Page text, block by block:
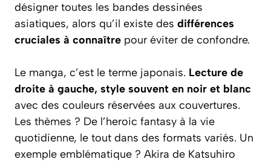
désigner toutes les bandes dessinées
asiatiques, alors qu’il existe des différences
cruciales à connaître pour éviter de confondre.
Le manga, c’est le terme japonais. Lecture de
droite à gauche, style souvent en noir et blanc
avec des couleurs réservées aux couvertures.
Les thèmes ? De l’heroic fantasy à la vie
quotidienne, le tout dans des formats variés. Un
exemple emblématique ? Akira de Katsuhiro